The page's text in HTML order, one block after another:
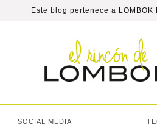
Este blog pertenece a LOMBOK
SOCIAL MEDIA